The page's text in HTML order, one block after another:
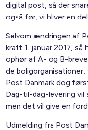
digital post, så der
også før, vi bliver en
Selvom ændringen af
kraft 1. januar 2017, så
ophør af A- og B-
de
Post Danmark dog
Dag-til-dag-levering
men det vil give en
Udmelding fra Post